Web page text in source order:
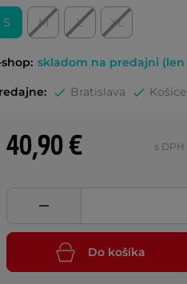
S M L XL
shop: skladom na predajni
Bratislava Košice
40,90 € s DPH
Do košíka